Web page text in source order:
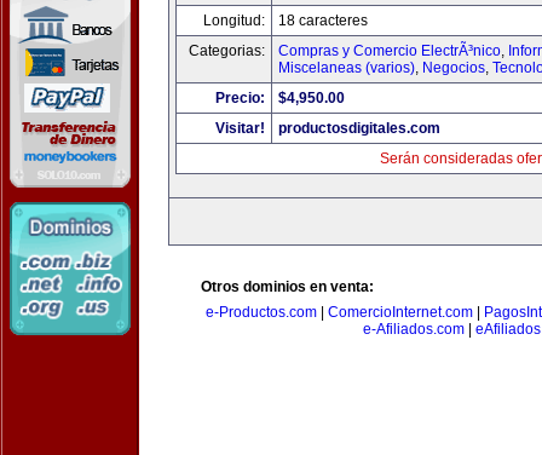
Longitud:
18 caracteres
Categorias:
Compras y Comercio ElectrÃ³nico,
Miscelaneas (varios), Negocios,
Precio:
$4,950.00
Visitar!
productosdigitales.com
Serán consideradas
Otros dominios en venta:
e-Productos.com
ComercioInternet.com
e-Afiliados.com|